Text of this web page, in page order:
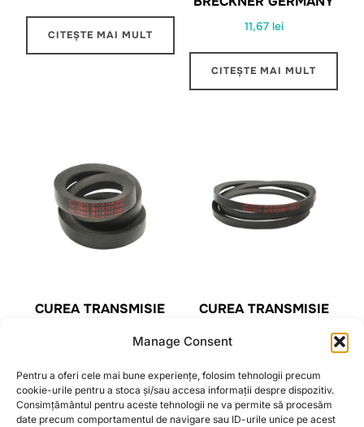
Manage Consent
Pentru a oferi cele mai bune experiențe, folosim tehnologii precum
cookie-urile pentru a stoca și/sau accesa informații despre dispozitiv.
Consimțământul pentru aceste tehnologii ne va permite să procesăm
date precum comportamentul de navigare sau ID-urile unice pe acest
CITEȘTE MAI MULT
11,67 lei
CITEȘTE MAI MULT
CUREA TRANSMISIE
17X11X700 LI
6,72 lei
CUREA TRANSMISIE
10X8X1150 LA
6,04 lei
CITEȘTE MAI MULT